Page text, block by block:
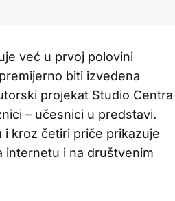
već u prvoj polovini
biti izvedena
projekat Studio Centra
– učesnici u predstavi.
kroz četiri priče prikazuje
internetu i na društvenim